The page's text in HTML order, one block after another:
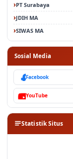
PT Surabaya
JDIH MA
SIWAS MA
Sosial Media
Facebook
YouTube
Statistik Situs